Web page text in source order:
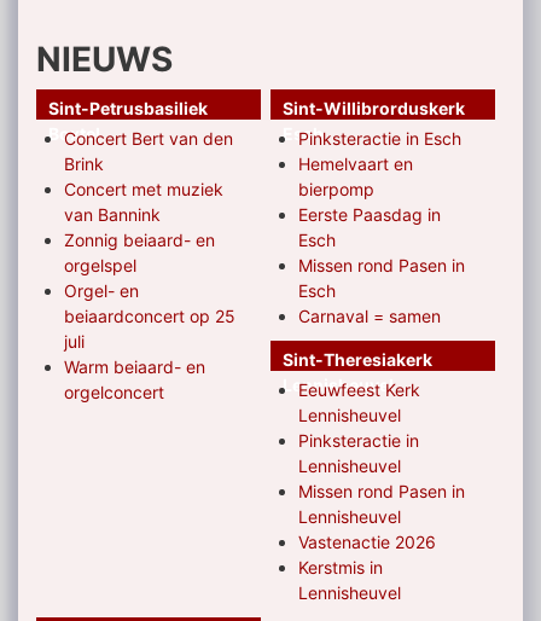
NIEUWS
Sint-Petrusbasiliek
Boxtel
Concert Bert van den
Brink
Concert met muziek
van Bannink
Zonnig beiaard- en
orgelspel
Orgel- en
beiaardconcert op 25
juli
Warm beiaard- en
orgelconcert
Sint-Willibrorduskerk
EschPinksteractie in Esch
Hemelvaart en
bierpomp
Eerste Paasdag in
Esch
Missen rond Pasen in
Esch
Carnaval = samen
Sint-Theresiakerk
Lennisheuvel
Eeuwfeest Kerk
Lennisheuvel
Pinksteractie in
Lennisheuvel
Missen rond Pasen in
Lennisheuvel
Vastenactie 2026
Kerstmis in
Lennisheuvel